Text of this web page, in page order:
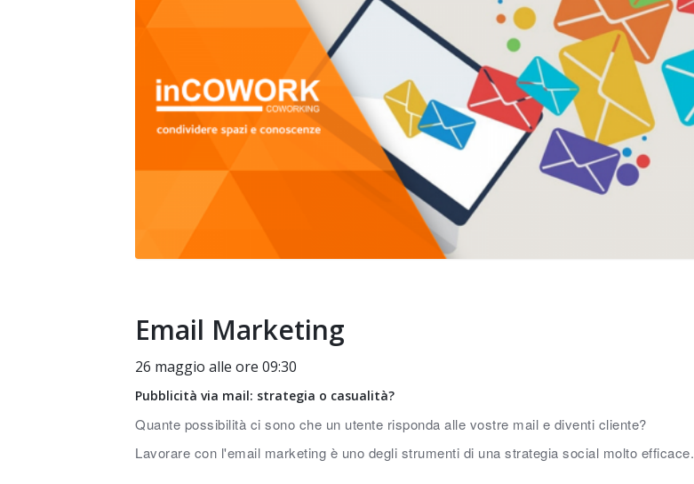
Email Marketing
26 maggio alle ore 09:30
Pubblicità via mail: strategia o casualità?
Quante possibilità ci sono che un utente risponda alle vostre mail e diventi cliente?
Lavorare con l'email marketing è uno degli strumenti di una strategia social molto efficace.